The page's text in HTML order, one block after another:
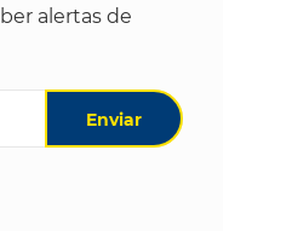
alertas de
mail (obrigatório)
Enviar